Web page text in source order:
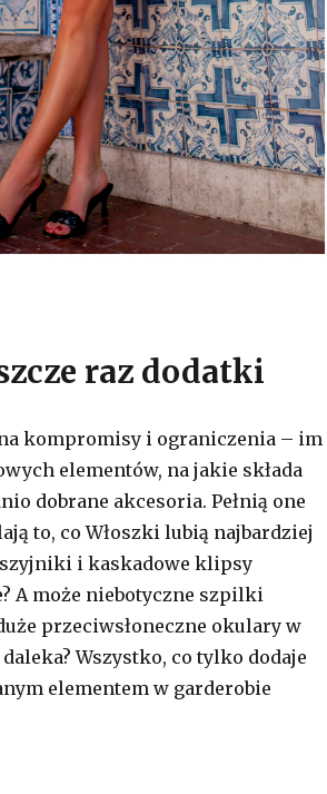
raz dodatki
kompromisy i ograniczenia – im
elementów, na jakie składa
dobrane akcesoria. Pełnią one
to, co Włoszki lubią najbardziej
i kaskadowe klipsy
A może niebotyczne szpilki
przeciwsłoneczne okularyw
Wszystko, co tylko dodaje
elementem w garderobie